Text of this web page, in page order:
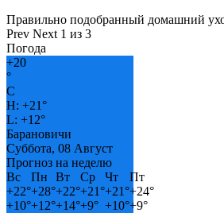
Правильно подобранный домашний
Prev Next 1 из 3
Погода
+20
°
C
H: +21°
L: +12°
Барановичи
Суббота, 08 Август
Прогноз на неделю
Вс
Пн Вт Ср Чт
Пт
+22°+28°+22°+21°+21°+24°
+10°+12°+14°+9° +10°+9°